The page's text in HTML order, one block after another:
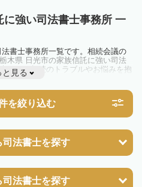
強い司法書士事務所 一
書士事務所一覧です。相続会議の
木県 日光市の家族信託に強い司法
ます。相続のトラブルやお悩みを抱
相談してみましょう。
と見る
を絞り込む
司法書士を探す
司法書士を探す